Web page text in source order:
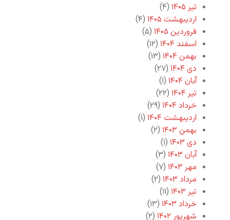
تیر ۱۴۰۵
(۴)
اردیبهشت ۱۴۰۵
(۴)
فروردین ۱۴۰۵
(۵)
اسفند ۱۴۰۴
(۱۲)
بهمن ۱۴۰۴
(۱۳)
دی ۱۴۰۴
(۲۷)
آبان ۱۴۰۴
(۱)
تیر ۱۴۰۴
(۲۲)
خرداد ۱۴۰۴
(۲۹)
اردیبهشت ۱۴۰۴
(۱)
بهمن ۱۴۰۳
(۲)
دی ۱۴۰۳
(۱)
آبان ۱۴۰۳
(۳)
مهر ۱۴۰۳
(۷)
مرداد ۱۴۰۳
(۲)
تیر ۱۴۰۳
(۱۱)
خرداد ۱۴۰۳
(۱۳)
شهریور ۱۴۰۲
(۲)